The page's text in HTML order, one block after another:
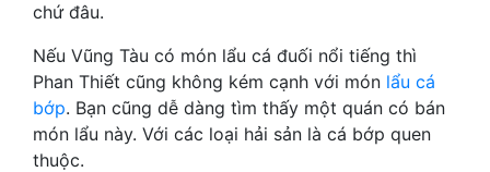
chứ đâu.
Nếu Vũng Tàu có món lẩu cá đuối nổi tiếng thì
Phan Thiết cũng không kém cạnh với món lẩu cá
bớp. Bạn cũng dễ dàng tìm thấy một quán có bán
món lẩu này. Với các loại hải sản là cá bớp quen
thuộc.